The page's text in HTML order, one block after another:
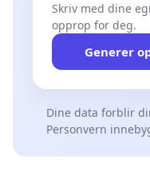
Skriv med dine
opprop for deg.
Generer
Dine data forblir
Personvern